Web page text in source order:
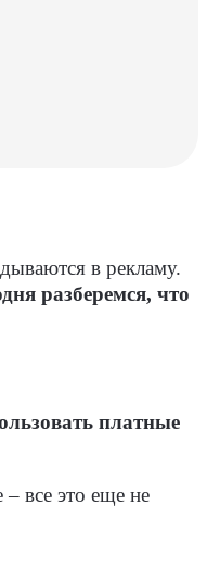
в рекламу.
разберемся, что
платные
все это еще не